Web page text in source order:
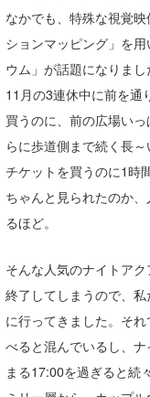
なかでも、特殊な視覚
ションマッピング」を
ウム」が話題になりまし
11月の3連休中に前を通
買うのに、前の広場い
らに歩道側まで続く長～
チケットを買うのに1時
ちゃんと見られたのか
るほど。
そんな人気のナイトア
終了してしまうので、
に行ってきました。そ
べると混んでいるし、
まる17:00を過ぎると続
OYZ
S.K
Soulman
VAGY
waka☆=
YUKI☆
ハンマー
まっきー
三輪予報士
小川予報士